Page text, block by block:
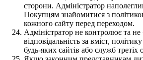
сторони. Адміністратор
Покупцям знайомитися з
кожного сайту перед переходом.
Адміністратор не контролює та не
відповідальність за вміст,
будь-яких сайтів або служб третіх